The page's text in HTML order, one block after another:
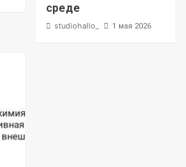
среде
studiohallo_ 1 мая 2026